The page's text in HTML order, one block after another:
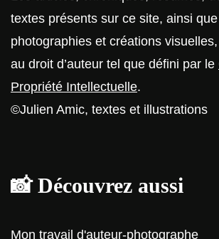
textes présents sur ce site, ainsi
photographies et créations
au droit d’auteur tel que défini par le
Propriété Intellectuelle.
©Julien Amic, textes et illustrations
📸 Découvrez aussi
Mon travail d'auteur-photographe